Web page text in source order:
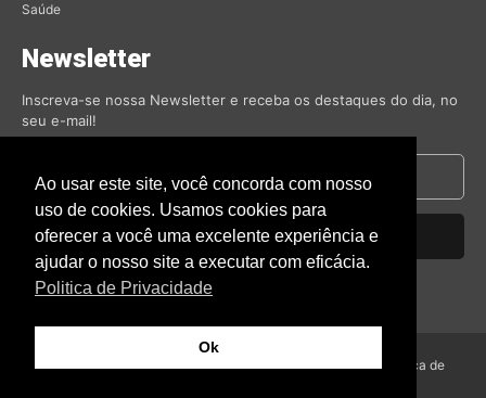
Saúde
Newsletter
Inscreva-se nossa Newsletter e receba os destaques do dia, no
seu e-mail!
Inscrever-se
Nós respeitamos sua privacidade.
© Amambai Notícias 2009 - Todos os direitos reservados -Politica de
Ao usar este site, você concorda com nosso
uso de cookies. Usamos cookies para
oferecer a você uma excelente experiência e
ajudar o nosso site a executar com eficácia.
Politica de Privacidade
Ok